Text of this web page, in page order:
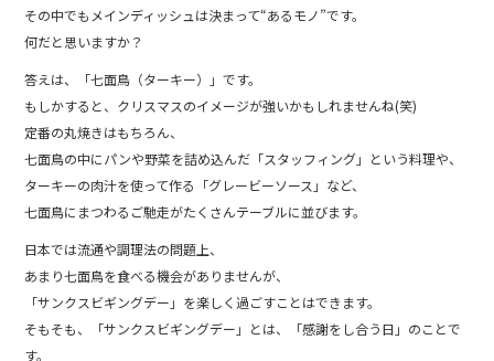
その中でもメインディッシュは決まって“あるモノ”です。
何だと思いますか？
答えは、「七面鳥（ターキー）」です。
もしかすると、クリスマスのイメージが強いかもしれませんね(笑)
定番の丸焼きはもちろん、
七面鳥の中にパンや野菜を詰め込んだ「スタッフィング」という料理や、
ターキーの肉汁を使って作る「グレービーソース」など、
七面鳥にまつわるご馳走がたくさんテーブルに並びます。
日本では流通や調理法の問題上、
あまり七面鳥を食べる機会がありませんが、
「サンクスビギングデー」を楽しく過ごすことはできます。
そもそも、「サンクスビギングデー」とは、「感謝をし合う日」のことで
す。